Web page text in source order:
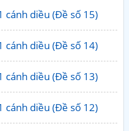
cánh diều (Đề số 15)
cánh diều (Đề số 14)
cánh diều (Đề số 13)
cánh diều (Đề số 12)